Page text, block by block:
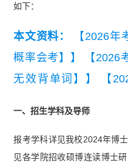
如下：
本文资料：
【2026
概率会考】】
【
无效背单词】】
【
一、招生学科及导师
报考学科详见我校2024年博
见各学院招收硕博连读博士